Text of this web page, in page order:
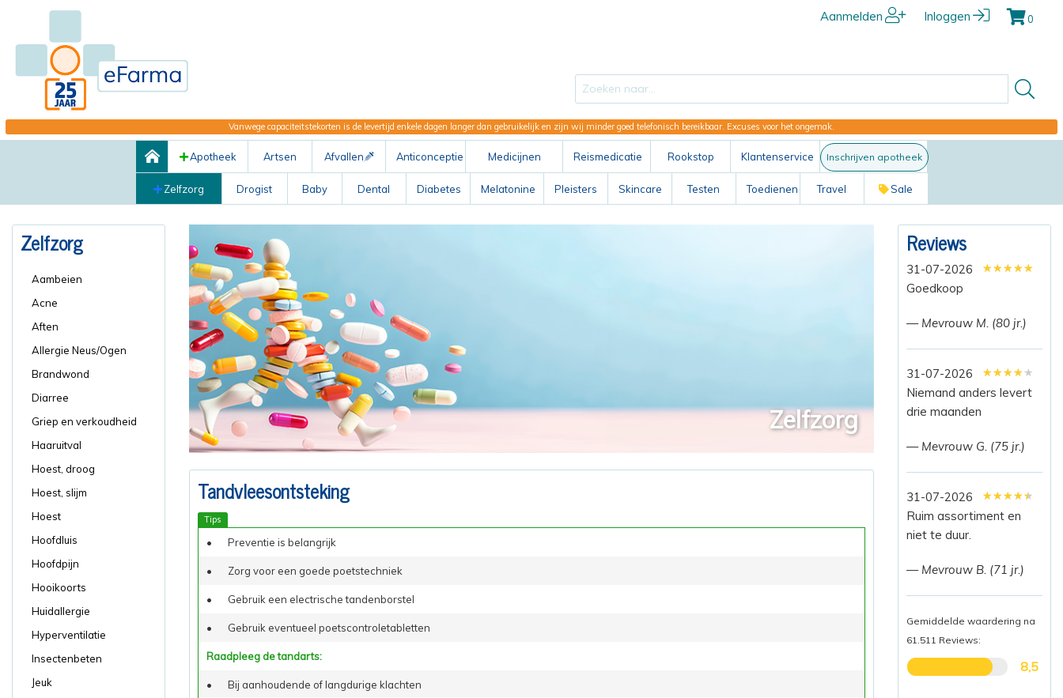
Aanmelden Inloggen 0
Vanwege capaciteitstekorten is de levertijd enkele dagen langer dan gebruikelijk en zijn wij minder goed telefonisch bereikbaar. Excuses voor het ongemak.
Apotheek Artsen Afvallen Anticonceptie Medicijnen
ABC
Reismedicatie Rookstop Klantenservice Inschrijven apotheek
Zelfzorg Drogist Baby Dental Diabetes Melatonine Pleisters Skincare Testen Toedienen Travel Sale
Zelfzorg
Aambeien
Acne
Aften
Allergie Neus/Ogen
Brandwond
Diarree
Griep en verkoudheid
Haaruitval
Hoest, droog
Hoest, slijm
Hoest
Hoofdluis
Hoofdpijn
Hooikoorts
Huidallergie
Hyperventilatie
Insectenbeten
Jeuk
Zelfzorg
Tandvleesontsteking
Tips
• Preventie is belangrijk
• Zorg voor een goede poetstechniek
• Gebruik een electrische tandenborstel
• Gebruik eventueel poetscontroletabletten
Raadpleeg de tandarts:
• Bij aanhoudende of langdurige klachten
Reviews
31-07-2026 ★★★★★
★★★★★
★★★★★
Goedkoop
— Mevrouw M. (80 jr.)
31-07-2026 ★★★★★
★★★★★
★★★★★
Niemand anders levert
drie maanden
— Mevrouw G. (75 jr.)
31-07-2026 ★★★★★
★★★★★
★★★★★
Ruim assortiment en
niet te duur.
— Mevrouw B. (71 jr.)
Gemiddelde waardering na
61.511 Reviews:
8,5